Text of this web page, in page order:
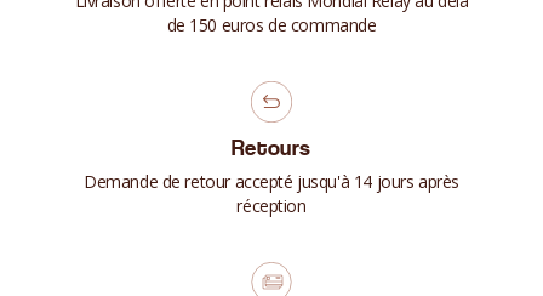
de 150 euros de commande
Retours
Demande de retour accepté jusqu'à 14 jours après
réception